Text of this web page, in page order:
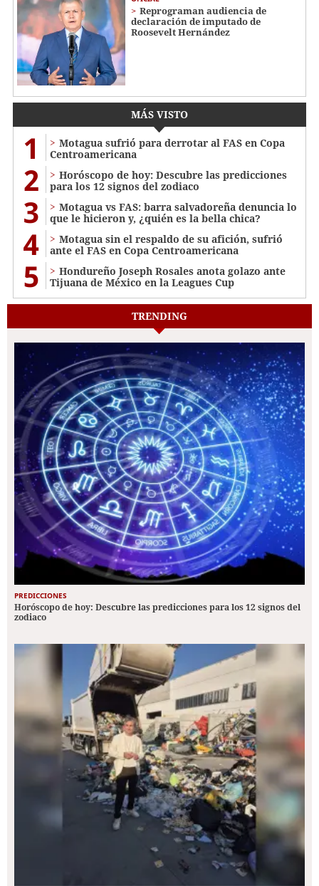
Reprograman audiencia de
declaración de imputado de
Roosevelt Hernández
MÁS VISTO
1
Motagua sufrió para derrotar al FAS en Copa
Centroamericana
2
Horóscopo de hoy: Descubre las predicciones
para los 12 signos del zodiaco
3
Motagua vs FAS: barra salvadoreña denuncia lo
que le hicieron y, ¿quién es la bella chica?
4
Motagua sin el respaldo de su afición, sufrió
ante el FAS en Copa Centroamericana
5
Hondureño Joseph Rosales anota golazo ante
Tijuana de México en la Leagues Cup
TRENDING
PREDICCIONES
Horóscopo de hoy: Descubre las predicciones para los 12 signos del
zodiaco